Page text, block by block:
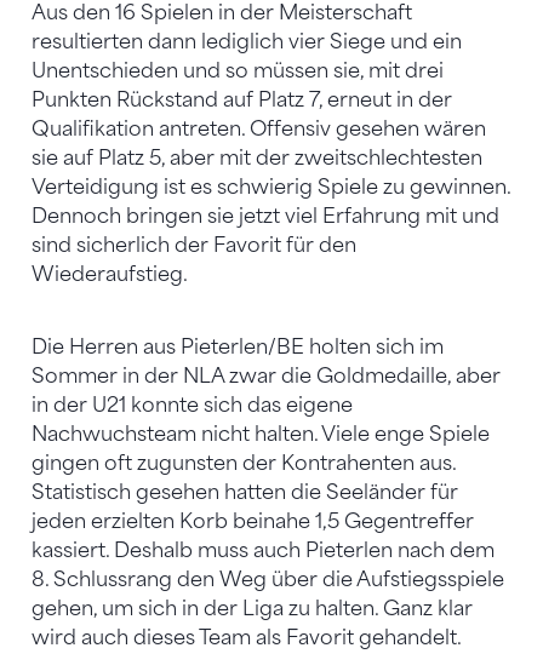
Aus den 16 Spielen in der Meisterschaft
resultierten dann lediglich vier Siege und ein
Unentschieden und so müssen sie, mit drei
Punkten Rückstand auf Platz 7, erneut in der
Qualifikation antreten. Offensiv gesehen wären
sie auf Platz 5, aber mit der zweitschlechtesten
Verteidigung ist es schwierig Spiele zu gewinnen.
Dennoch bringen sie jetzt viel Erfahrung mit und
sind sicherlich der Favorit für den
Wiederaufstieg.
Die Herren aus Pieterlen/BE holten sich im
Sommer in der NLA zwar die Goldmedaille, aber
in der U21 konnte sich das eigene
Nachwuchsteam nicht halten. Viele enge Spiele
gingen oft zugunsten der Kontrahenten aus.
Statistisch gesehen hatten die Seeländer für
jeden erzielten Korb beinahe 1,5 Gegentreffer
kassiert. Deshalb muss auch Pieterlen nach dem
8. Schlussrang den Weg über die Aufstiegsspiele
gehen, um sich in der Liga zu halten. Ganz klar
wird auch dieses Team als Favorit gehandelt.